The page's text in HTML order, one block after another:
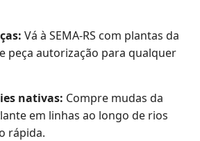
Vá à SEMA-RS com plantas da
peça autorização para qualquer
nativas: Compre mudas da
em linhas ao longo de rios
rápida.